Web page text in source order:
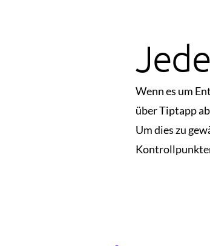
Wenn es um
über Tiptapp
Um dies zu